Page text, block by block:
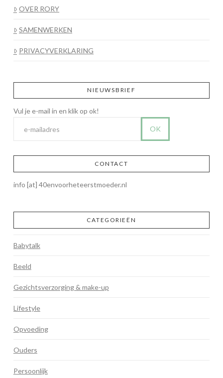
OVER RORY
SAMENWERKEN
PRIVACYVERKLARING
NIEUWSBRIEF
CONTACT
info [at] 40envoorheteerstmoeder.nl
CATEGORIEËN
Babytalk
Beeld
Gezichtsverzorging & make-up
Lifestyle
Opvoeding
Ouders
Persoonlijk